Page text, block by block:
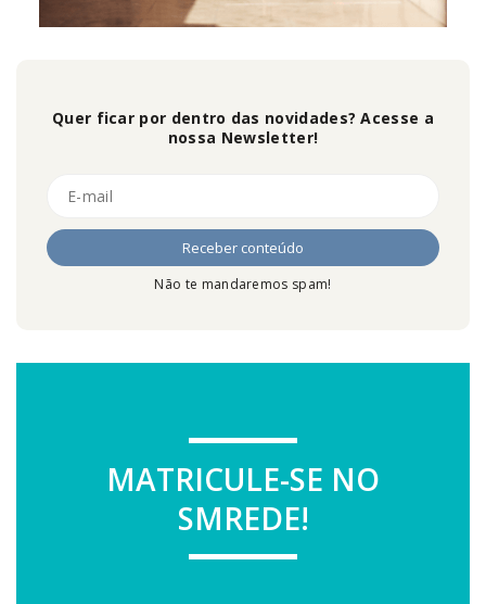
Quer ficar por dentro das novidades? Acesse a
nossa Newsletter!
Não te mandaremos spam!
MATRICULE-SE NO
SMREDE!